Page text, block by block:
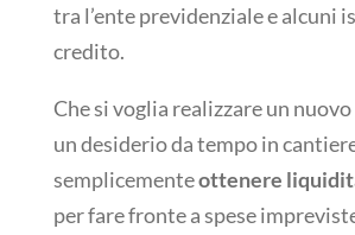
tra l’ente previdenziale e alcuni
credito.
Che si voglia realizzare un
un desiderio da tempo in
semplicementeottenere
per fare fronte a spese